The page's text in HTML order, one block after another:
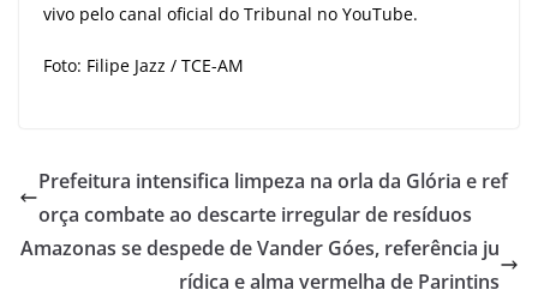
vivo pelo canal oficial do Tribunal no YouTube.
Foto: Filipe Jazz / TCE-AM
Prefeitura intensifica limpeza na orla da Glória e ref
orça combate ao descarte irregular de resíduos
Amazonas se despede de Vander Góes, referência ju
rídica e alma vermelha de Parintins